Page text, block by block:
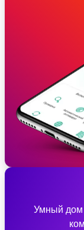
Умный дом